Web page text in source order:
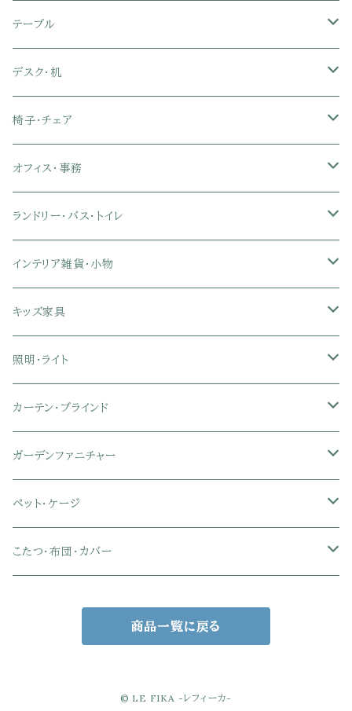
革・レザー・合皮ソファ
布張り・ファブリックソファ
ソファカバー
キャビネット・サイドボード
ランドリー・トイレ収納
玄関収納
突っ張り棚・突っ張りラック
テレビスタンド
サイドチェスト
幅90cm以下テレビ台
幅91～120cmテレビ台
幅121～150cmテレビ台
幅151～180cmテレビ台
キッチンラック・冷蔵庫ラック
隙間収納
キッチンマット
キッチン用品
キッチン家電
シングル
セミシングル
シングル
すのこベッド
セミシングル
シングル
脚付きマットレス
セミシングル
シングル
パイプベッド
ロフトベッド
2段ベッド
折りたたみベッド
ソファベッド
マットレス
セミシングル
シングル
セミシングル
シングル
セミダブル
ダブル
布団セット
枕
タオルケット・ガーゼケット
ブランケット・毛布
布団カバー・敷きパッド
ひんやりマット（冷却マット）
こたつ布団
シングル
セミダブル
ダブル
クイーン
キング
玄関マット
キッチンマット
フローリングマット
ジョイントマット
ダイニングテーブル
ダイニングチェア・ベンチ
ダイニングテーブルセット
2人用ダイニングテーブルセット
4人用ダイニングテーブルセット
6人用ダイニングテーブルセット
木製ダイニング
スチール脚ダイニング
テーブル
サイドテーブル
ウッドテーブル
センターテーブル
ガラステーブル
カウンターテーブル
伸縮式テーブル
デスク・机
パソコン・オフィスデスク
L字デスク
収納付きデスク
キーボードスライダー付きデスク
学習机
ツインデスク
デスクセット
サイドワゴン・チェスト
木製デスク
ガラスデスク
幅101～120cmデスク
幅121～160cmデスク
椅子・チェア
ダイニングチェア・ベンチ
オフィスチェア
リクライニングチェア
ハイバックオフィスチェア
メッシュオフィスチェア
リビングチェア
スツール・オットマン
学習椅子
ファブリックチェア
革・レザー・合皮チェア
スチール脚チェア
木脚チェア
オフィス・事務
オフィスチェア
オフィスデスク
オフィス収納
オフィス雑貨
オフィス家電
ランドリー・バス・トイレ
ランドリーラック
タオルハンガー
洗濯カゴ・ワゴン
物干しスタンド
トイレ用品
トイレットペーパーホルダー
バス用品・バスマット
インテリア雑貨・小物
タオル
食器・食器スタンド
キャニスター・ディスペンサー
コーヒーサーバー
エコバッグ
玄関小物・傘
キッズ家具
絵本ラック・本棚
ラック・ランドセルラック
おもちゃ・キッズ収納
学習机・学習椅子
チェア・ベビーチェア・ソファ
その他のキッズ家具
照明・ライト
シーリングライト
シーリングファンライト
ペンダントライト
スポットライト
カーテン・ブラインド
ドレープカーテン
レースカーテン
カーテンセット
ガーデンファニチャー
ガーデンフェンス・アーチ
ガーデンテーブル・チェア・ベンチ
サンシェード・日よけ
ペット・ケージ
ケージ
こたつ・布団・カバー
商品一覧に戻る
© LE FIKA -レフィーカ-